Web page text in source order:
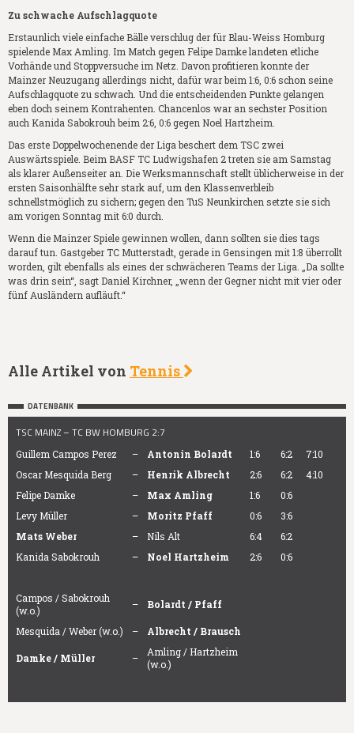
Zu schwache Aufschlagquote
Erstaunlich viele einfache Bälle verschlug der für Blau-Weiss Homburg
spielende Max Amling. Im Match gegen Felipe Damke landeten etliche
Vorhände und Stoppversuche im Netz. Davon profitieren konnte der
Mainzer Neuzugang allerdings nicht, dafür war beim 1:6, 0:6 schon seine
Aufschlagquote zu schwach. Und die entscheidenden Punkte gelangen
eben doch seinem Kontrahenten. Chancenlos war an sechster Position
auch Kanida Sabokrouh beim 2:6, 0:6 gegen Noel Hartzheim.
Das erste Doppelwochenende der Liga beschert dem TSC zwei
Auswärtsspiele. Beim BASF TC Ludwigshafen 2 treten sie am Samstag
als klarer Außenseiter an. Die Werksmannschaft stellt üblicherweise in der
ersten Saisonhälfte sehr stark auf, um den Klassenverbleib
schnellstmöglich zu sichern; gegen den TuS Neunkirchen setzte sie sich
am vorigen Sonntag mit 6:0 durch.
Wenn die Mainzer Spiele gewinnen wollen, dann sollten sie dies tags
darauf tun. Gastgeber TC Mutterstadt, gerade in Gensingen mit 1:8 überrollt
worden, gilt ebenfalls als eines der schwächeren Teams der Liga. „Da sollte
was drin sein“, sagt Daniel Kirchner, „wenn der Gegner nicht mit vier oder
fünf Ausländern aufläuft.“
Alle Artikel von Tennis
DATENBANK
TSC MAINZ – TC BW HOMBURG 2:7
Guillem Campos Perez – Antonin Bolardt 1:6 6:2
7:10
Oscar Mesquida Berg
– Henrik Albrecht 2:6 6:2
4:10
Felipe Damke
– Max Amling 1:6
0:6
Levy Müller
– Moritz Pfaff 0:6
3:6
Mats Weber
– Nils Alt 6:4
6:2
Kanida Sabokrouh
– Noel Hartzheim 2:6 0:6
Campos / Sabokrouh
(w.o.)
– Bolardt / Pfaff
Mesquida / Weber (w.o.) – Albrecht / Brausch
Damke / Müller –
Amling / Hartzheim
(w.o.)